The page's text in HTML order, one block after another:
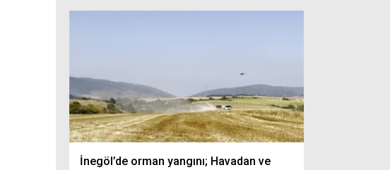
İnegöl’de orman yangını; Havadan ve